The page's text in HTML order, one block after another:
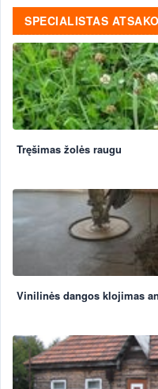
SPECIALISTAS ATSAKO
Tręšimas žolės raugu
Vinilinės dangos klojimas